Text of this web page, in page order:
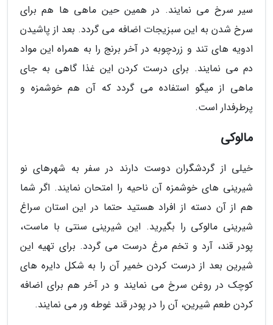
سیر سرخ می نمایند. در همین حین ماهی ها هم برای
سرخ شدن به این سبزیجات اضافه می گردد. بعد از پاشیدن
ادویه های تند و زردچوبه در آخر برنج را به همراه این مواد
دم می نمایند. برای درست کردن این غذا گاهی به جای
ماهی از میگو استفاده می گردد که آن هم خوشمزه و
پرطرفدار است.
مالوکی
خیلی از گردشگران دوست دارند در سفر به شهرهای نو
شیرینی های خوشمزه آن ناحیه را امتحان نمایند. اگر شما
هم از آن دسته از افراد هستید حتما در این استان سراغ
شیرینی مالوکی را بگیرید. این شیرینی سنتی با ماست،
پودر قند، آرد و تخم مرغ درست می گردد. برای تهیه این
شیرین بعد از درست کردن خمیر آن را به شکل دایره های
کوچک در روغن سرخ می نمایند و در آخر هم برای اضافه
کردن طعم شیرین، آن را در پودر قند غوطه ور می نمایند.